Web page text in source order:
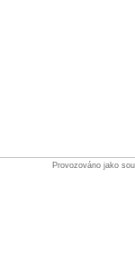
Provozováno jako